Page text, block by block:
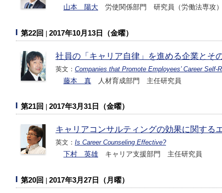
山本 陽大 労使関係部門 研究員（労働法専攻
第22回 2017年10月13日（金曜）
社員の「キャリア自律」を進める企業とそ
英文： Companies that Promote Employees’ Career
藤本 真 人材育成部門 主任研究員
第21回 2017年3月31日（金曜）
キャリアコンサルティングの効果に関する
英文： Is Career Counseling Effective?
下村 英雄 キャリア支援部門 主任研究員
第20回 2017年3月27日（月曜）